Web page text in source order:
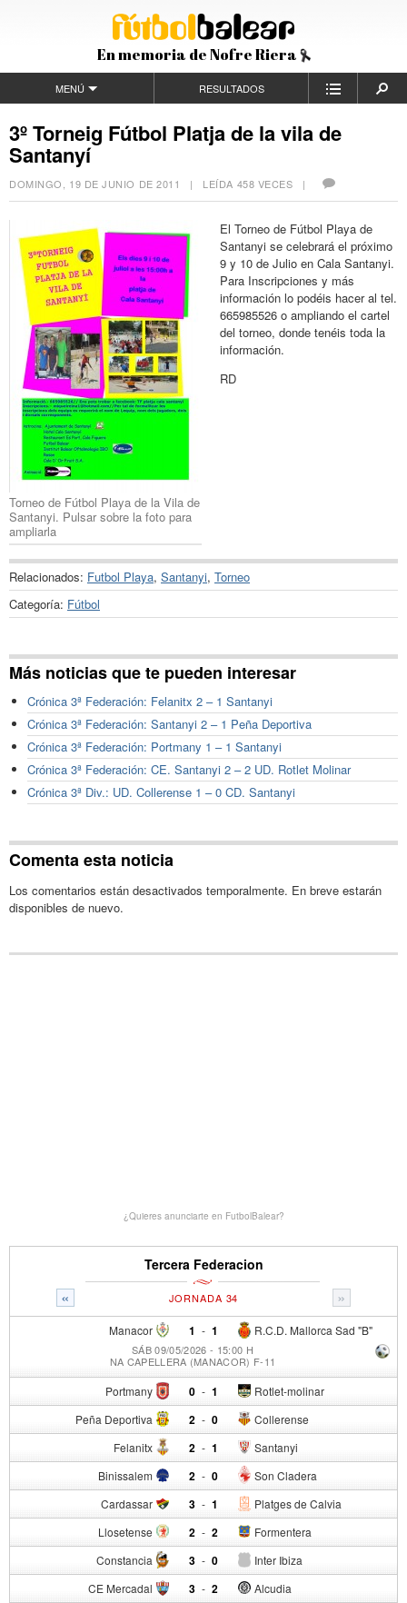
En memoria de Nofre Riera
MENÚ RESULTADOS
3º Torneig Fútbol Platja de la vila de
Santanyí
DOMINGO, 19 DE JUNIO DE 2011 | LEÍDA 458 VECES |
Torneo de Fútbol Playa de la Vila de
Santanyi. Pulsar sobre la foto para
ampliarla
El Torneo de Fútbol Playa de
Santanyi se celebrará el próximo
9 y 10 de Julio en Cala Santanyi.
Para Inscripciones y más
información lo podéis hacer al tel.
665985526 o ampliando el cartel
del torneo, donde tenéis toda la
información.
RD
Relacionados: Futbol Playa, Santanyi, Torneo
Categoría: Fútbol
Más noticias que te pueden interesar
Crónica 3ª Federación: Felanitx 2 – 1 Santanyi
Crónica 3ª Federación: Santanyi 2 – 1 Peña Deportiva
Crónica 3ª Federación: Portmany 1 – 1 Santanyi
Crónica 3ª Federación: CE. Santanyi 2 – 2 UD. Rotlet Molinar
Crónica 3ª Div.: UD. Collerense 1 – 0 CD. Santanyi
Comenta esta noticia
Los comentarios están desactivados temporalmente. En breve estarán
disponibles de nuevo.
¿Quieres anunciarte en FutbolBalear?
Tercera Federacion
« »
JORNADA 34
Manacor 1 - R.C.D. Mallorca Sad "B"
1
SÁB 09/05/2026 - 15:00 H
NA CAPELLERA (MANACOR) F-11
Portmany 0 - Rotlet-molinar
1
Peña Deportiva 2 - Collerense
0
Felanitx 2 - Santanyi
1
Binissalem 2 - Son Cladera
0
Cardassar 3 - Platges de Calvia
1
Llosetense 2 - Formentera
2
Constancia 3 - Inter Ibiza
0
CE Mercadal 3 - Alcudia
2